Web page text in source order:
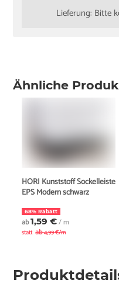
Lieferung: Bitte
Ähnliche
HORI Kunststoff Sockelleiste
EPS Modern schwarz
68% Rabatt
ab1,59 €/ m
statt ab4,99 €/m